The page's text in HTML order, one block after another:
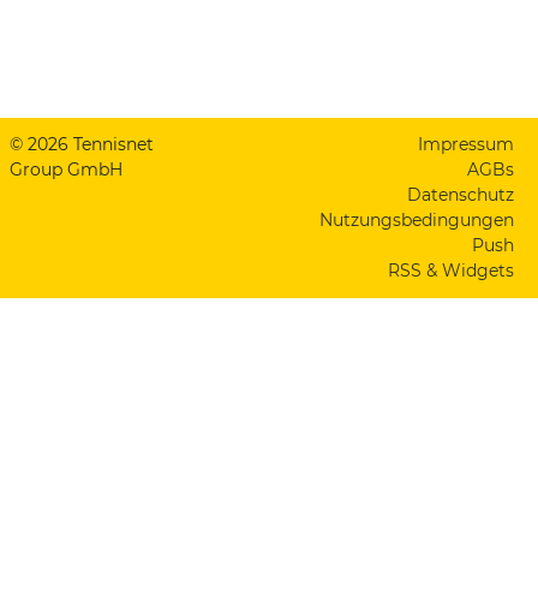
© 2026 Tennisnet
Group GmbH
Impressum
AGBs
Datenschutz
Nutzungsbedingungen
Push
RSS & Widgets